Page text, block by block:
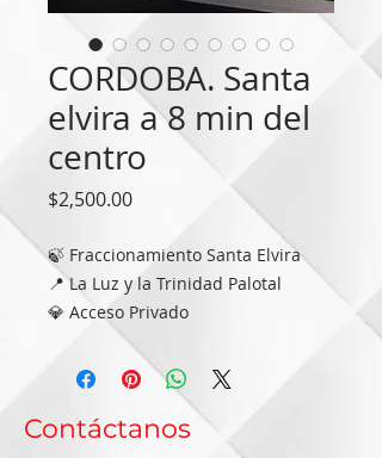
CORDOBA. Santa
elvira a 8 min del
centro
$2,500.00Precio
🍃 Fraccionamiento Santa Elvira
📍 La Luz y la Trinidad Palotal
💎 Acceso Privado
🔥DISPONIBILIDAD🔥
📲 271 211 9420
💎 Lotes desde 168 M2 hasta 326.40
Contáctanos